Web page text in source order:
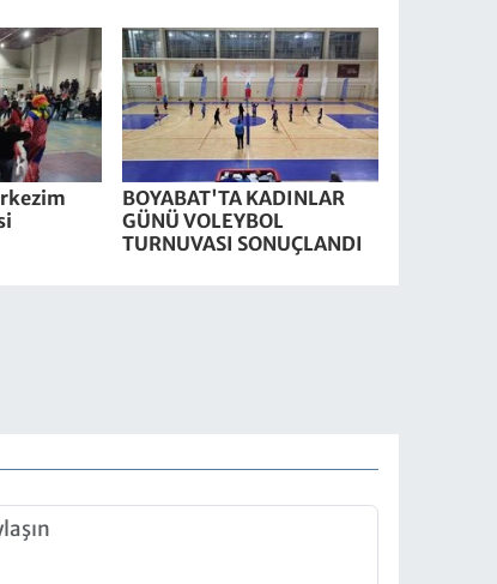
BOYABAT'TA KADINLAR
GÜNÜ VOLEYBOL
TURNUVASI SONUÇLANDI